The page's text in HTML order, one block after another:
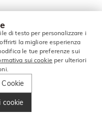
di testo per personalizzare i
la migliore esperienza
le tue preferenze sui
sui cookie per ulteriori